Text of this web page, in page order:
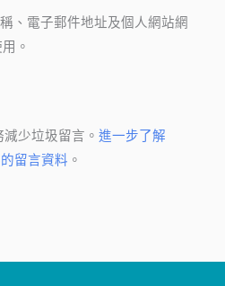
、電子郵件地址及個人網站網
。
少垃圾留言。 進一步了解
留言資料 。